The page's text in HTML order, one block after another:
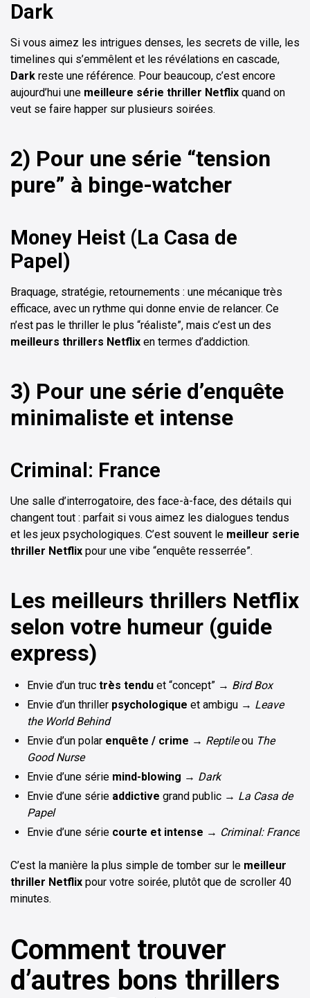
Dark
Si vous aimez les intrigues denses, les secrets de ville, les
timelines qui s’emmêlent et les révélations en cascade,
Dark reste une référence. Pour beaucoup, c’est encore
aujourd’hui une meilleure série thriller Netflix quand on
veut se faire happer sur plusieurs soirées.
2) Pour une série “tension
pure” à binge-watcher
Money Heist (La Casa de
Papel)
Braquage, stratégie, retournements : une mécanique très
efficace, avec un rythme qui donne envie de relancer. Ce
n’est pas le thriller le plus “réaliste”, mais c’est un des
meilleurs thrillers Netflix en termes d’addiction.
3) Pour une série d’enquête
minimaliste et intense
Criminal: France
Une salle d’interrogatoire, des face-à-face, des détails qui
changent tout : parfait si vous aimez les dialogues tendus
et les jeux psychologiques. C’est souvent le meilleur serie
thriller Netflix pour une vibe “enquête resserrée”.
Les meilleurs thrillers Netflix
selon votre humeur (guide
express)
Envie d’un truc très tendu et “concept” → Bird Box
Envie d’un thriller psychologique et ambigu → Leave
the World Behind
Envie d’un polar enquête / crime → Reptileou The
Good Nurse
Envie d’une série mind-blowing → Dark
Envie d’une série addictive grand public → La Casa de
Papel
Envie d’une série courte et intense → Criminal: France
C’est la manière la plus simple de tomber sur le meilleur
thriller Netflix pour votre soirée, plutôt que de scroller 40
minutes.
Comment trouver
d’autres bons thrillers